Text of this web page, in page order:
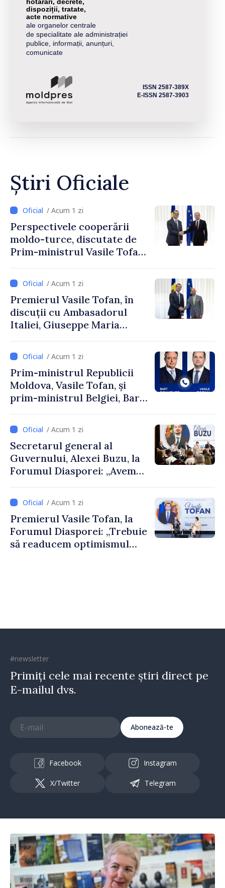
hotărâri, decrete,
dispoziții, tratate,
acte normative
ale organelor centrale
de specialitate ale administrației
publice, informații, anunțuri,
comunicate
ISSN 2587-389X
E-ISSN 2587-3903
Știri Oficiale
/ Acum 1 zi
Perspectivele cooperării
moldo-turce, discutate de
Prim-ministrul Vasile Tofan
Uygar Mustafa Sertel
/ Acum 1 zi
Premierul Vasile Tofan, în
discuții cu Ambasadorul
Italiei, Giuseppe Maria
/ Acum 1 zi
Prim-ministrul Republicii
Moldova, Vasile Tofan, și
prim-ministrul Belgiei, Bart
despre parcursul european
al Republicii Moldova.
/ Acum 1 zi
Secretarul general al
Guvernului, Alexei Buzu, la
Forumul Diasporei: „Avem
dumneavoastră pentru a
construi comunități mai
puternice”
/ Acum 1 zi
Premierul Vasile Tofan, la
Forumul Diasporei: „Trebuie
să readucem optimismul
#newsletter
Primiți cele mai recente știri direct pe
E-mailul dvs.
Abonează-te
Facebook Instagram
X/Twitter Telegram